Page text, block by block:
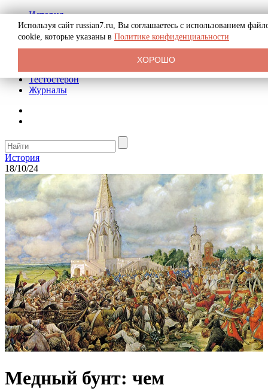
История
Биография
Криминал
Реклама на сайте
Тестостерон
Журналы
История
18/10/24
Медный бунт: чем
Используя сайт russian7.ru, Вы соглашаетесь с использованием
cookie, которые указаны в Политике конфиденциальности
ХОРОШО